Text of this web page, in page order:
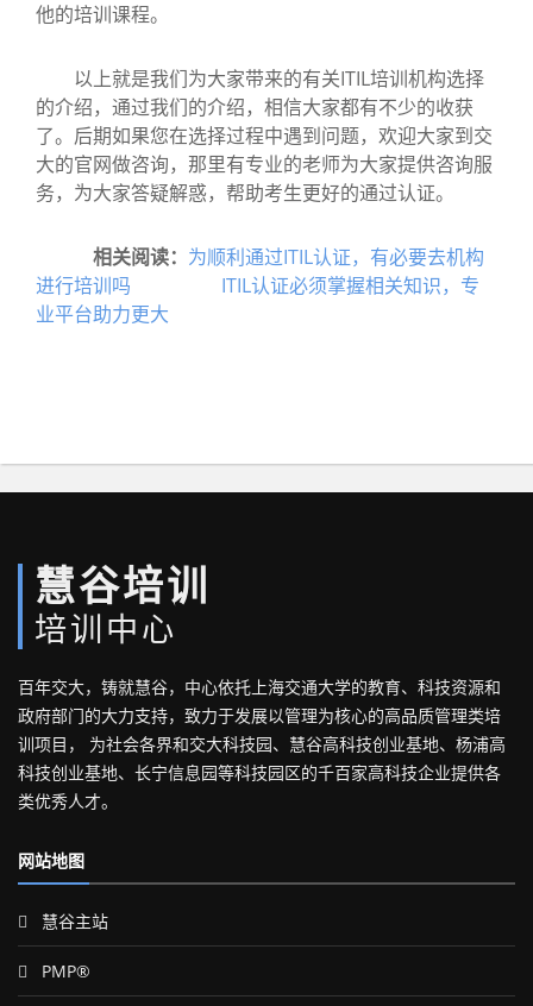
他的培训课程。
以上就是我们为大家带来的有关ITIL培训机构选择
的介绍，通过我们的介绍，相信大家都有不少的收获
了。后期如果您在选择过程中遇到问题，欢迎大家到交
大的官网做咨询，那里有专业的老师为大家提供咨询服
务，为大家答疑解惑，帮助考生更好的通过认证。
相关阅读： 为顺利通过ITIL认证，有必要去机构
进行培训吗
ITIL认证必须掌握相关知识，专
业平台助力更大
慧谷培训
培训中心
百年交大，铸就慧谷，中心依托上海交通大学的教育、科技资源和
政府部门的大力支持，致力于发展以管理为核心的高品质管理类培
训项目， 为社会各界和交大科技园、慧谷高科技创业基地、杨浦高
科技创业基地、长宁信息园等科技园区的千百家高科技企业提供各
类优秀人才。
网站地图
慧谷主站
PMP®